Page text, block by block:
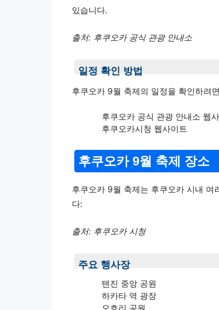
있습니다.
출처: 후쿠오카 공식 관광 안내소
일정 확인 방법
후쿠오카 9월 축제의 일정을 확인하려
후쿠오카 공식 관광 안내소 웹
후쿠오카시청 웹사이트
후쿠오카 9월 축제 장소
후쿠오카 9월 축제는 후쿠오카 시내 여
다:
출처: 후쿠오카 시청
주요 행사장
텐진 중앙 공원
하카타 역 광장
오호리 공원